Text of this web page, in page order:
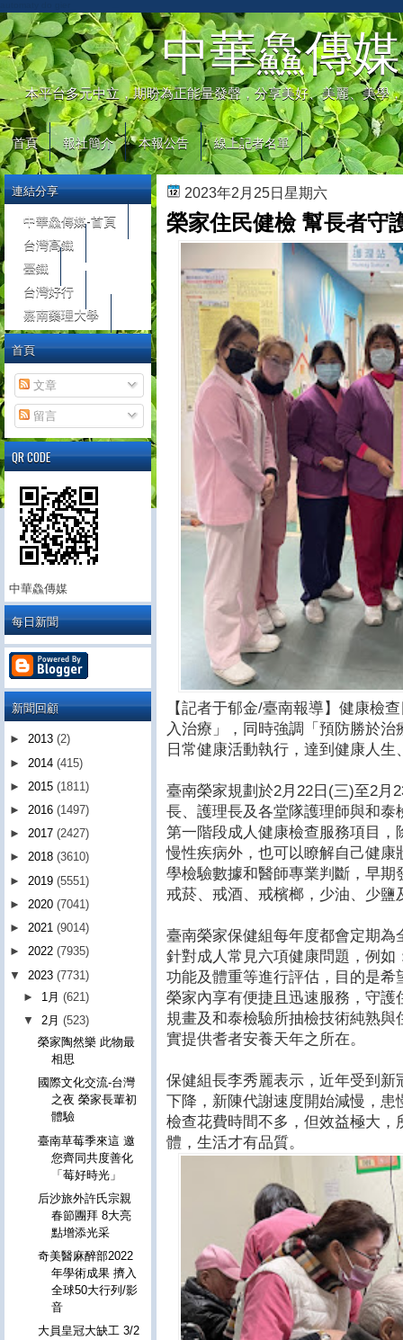
中華鱻傳媒
本平台多元中立，期盼為正能量發聲，分享美好、美麗、美學
首頁 報社簡介 本報公告 線上記者名單
2023年2月25日星期六
榮家住民健檢 幫長者守
【記者于郁金/臺南報導】健康檢
入治療」，同時強調「預防勝於
日常健康活動執行，達到健康人
臺南榮家規劃於2月22日(三)至2月
長、護理長及各堂隊護理師與和
第一階段成人健康檢查服務項目
慢性疾病外，也可以瞭解自己健
學檢驗數據和醫師專業判斷，早
戒菸、戒酒、戒檳榔，少油、少鹽
臺南榮家保健組每年度都會定期
針對成人常見六項健康問題，例
功能及體重等進行評估，目的是
榮家內享有便捷且迅速服務，守
規畫及和泰檢驗所抽檢技術純熟
實提供耆者安養天年之所在。
保健組長李秀麗表示，近年受到
下降，新陳代謝速度開始減慢，
檢查花費時間不多，但效益極大
體，生活才有品質。
連結分享
中華鱻傳媒-首頁
台灣高鐵
臺鐵
台灣好行
嘉南藥理大學
首頁
文章
留言
QR CODE
中華鱻傳媒
每日新聞
新聞回顧
► 2013 (2)
► 2014 (415)
► 2015 (1811)
► 2016 (1497)
► 2017 (2427)
► 2018 (3610)
► 2019 (5551)
► 2020 (7041)
► 2021 (9014)
► 2022 (7935)
▼ 2023 (7731)
► 1月(621)
▼ 2月(523)
榮家陶然樂 此物最
相思
國際文化交流-台灣
之夜 榮家長輩初
體驗
臺南草莓季來這 邀
您齊同共度善化
「莓好時光」
后沙旅外許氏宗親
春節團拜 8大亮
點增添光采
奇美醫麻醉部2022
年學術成果 擠入
全球50大行列/影
音
大員皇冠大缺工 3/2